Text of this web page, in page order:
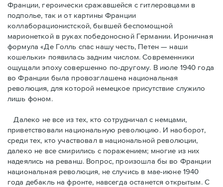
Франции, героически сражавшейся с гитлеровцами в
подполье, так и от картины Франции
коллаборационистской, бывшей беспомощной
марионеткой в руках победоносной Германии. Ироничная
формула «Де Голль спас нашу честь, Петен — наши
кошельки» появилась задним числом. Современники
ощущали эпоху совершенно по-другому. В июле 1940 года
во Франции была провозглашена национальная
революция, для которой немецкое присутствие служило
лишь фоном.
Далеко не все из тех, кто сотрудничал с немцами,
приветствовали национальную революцию. И наоборот,
среди тех, кто участвовал в национальной революции,
далеко не все смирились с поражением; многие из них
надеялись на реванш. Вопрос, произошла бы во Франции
национальная революция, не случись в мае-июне 1940
года дебакль на фронте, навсегда останется открытым. С